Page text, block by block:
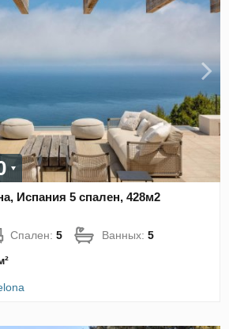
Испания 5 спален, 428м2
Спален:5 Ванных:5